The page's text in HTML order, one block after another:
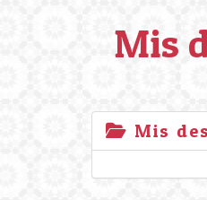
Mis
Mis